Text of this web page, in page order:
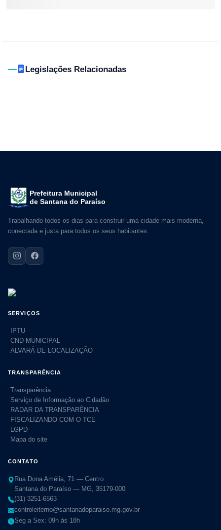
Legislações Relacionadas
Prefeitura Municipal
de Santana do Paraíso
Trabalhando todos os dias para construir uma cidade mais moderna,
conectada e justa para todos os seus habitantes.
SERVIÇOS
IPTU
CND MUNICIPAL
ALVARÁ DE LOCALIZAÇÃO
TRANSPARÊNCIA
Transparência
Serviço de Informação ao Cidadão
RADAR DA TRANSPARÊNCIA
FISCALIZANDO COM O TCE
LGPD
Mapa do site
CONTATO
Rua Dona Amélia, 71 — Centro
Santana do Paraíso — MG, 35179-000
(31) 3251-6563
controleiterno@santanadoparaiso.mg.gov.br
Seg a Sex: 09h às 18h